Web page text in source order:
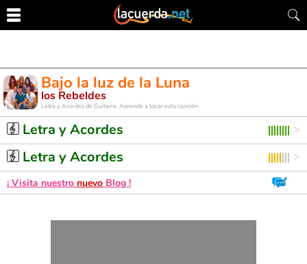
Bajo la luz de la Luna
los Rebeldes
Letra y Acordes de Guitarra. Aprende a tocar esta canción
Letra y Acordes
Letra y Acordes
¡ Visita nuestro nuevo Blog !